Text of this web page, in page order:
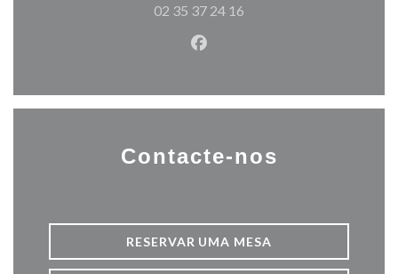
02 35 37 24 16
Facebook ((abre numa nova
Contacte-nos
RESERVAR UMA MESA